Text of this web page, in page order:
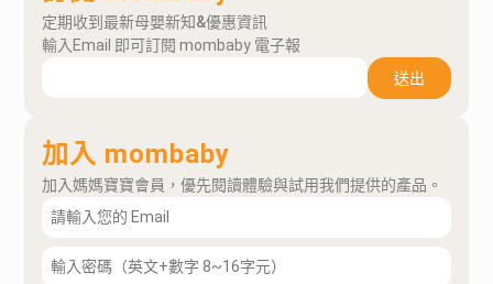
定期收到最新母嬰新知&優惠資訊
輸入Email 即可訂閱 mombaby 電子報
送出
加入 mombaby
加入媽媽寶寶會員，優先閱讀體驗與試用我們提供的產品。